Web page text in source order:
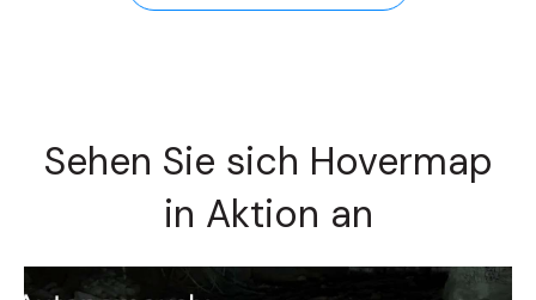
Sehen Sie sich Hovermap
in Aktion an